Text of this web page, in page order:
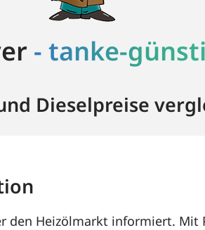
- tanke-
Dieselpreise
Heizölmarkt informiert. Mit